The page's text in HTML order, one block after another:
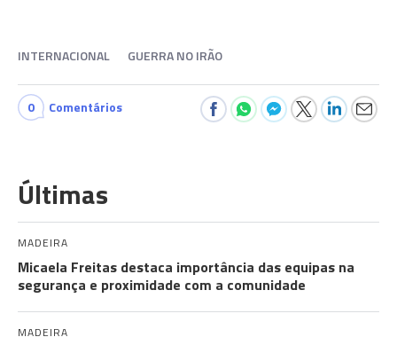
INTERNACIONAL GUERRA NO IRÃO
0 Comentários
Últimas
MADEIRA
Micaela Freitas destaca importância das equipas na
segurança e proximidade com a comunidade
MADEIRA